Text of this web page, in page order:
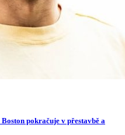
pokračuje v přestavbě a